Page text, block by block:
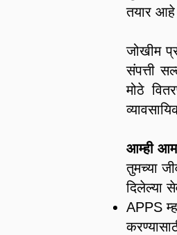
तयार आहे
जोखीम
संपत्ती
मोठे
आम्ही
तुमच्या
दिलेल्या
APPS